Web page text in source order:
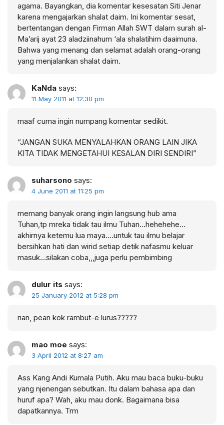
agama. Bayangkan, dia komentar kesesatan Siti Jenar
karena mengajarkan shalat daim. Ini komentar sesat,
bertentangan dengan Firman Allah SWT dalam surah al-
Ma’arij ayat 23 aladziinahum ‘ala shalatihim daaimuna.
Bahwa yang menang dan selamat adalah orang-orang
yang menjalankan shalat daim.
KaNda says:
11 May 2011 at 12:30 pm
maaf cuma ingin numpang komentar sedikit.
“JANGAN SUKA MENYALAHKAN ORANG LAIN JIKA
KITA TIDAK MENGETAHUI KESALAN DIRI SENDIRI”
suharsono says:
4 June 2011 at 11:25 pm
memang banyak orang ingin langsung hub ama
Tuhan,tp mreka tidak tau ilmu Tuhan…hehehehe…
akhirnya ketemu lua maya….untuk tau ilmu belajar
bersihkan hati dan wirid setiap detik nafasmu keluar
masuk…silakan coba,,,juga perlu pembimbing
dulur its says:
25 January 2012 at 5:28 pm
rian, pean kok rambut-e lurus?????
mao moe says:
3 April 2012 at 8:27 am
Ass Kang Andi Kumala Putih. Aku mau baca buku-buku
yang njenengan sebutkan. Itu dalam bahasa apa dan
huruf apa? Wah, aku mau donk. Bagaimana bisa
dapatkannya. Trm